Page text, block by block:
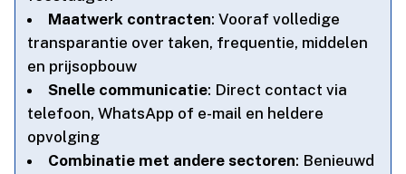
Maatwerk contracten: Vooraf volledige
transparantie over taken, frequentie, middelen
en prijsopbouw
Snelle communicatie: Direct contact via
telefoon, WhatsApp of e-mail en heldere
opvolging
Combinatie met andere sectoren: Benieuwd